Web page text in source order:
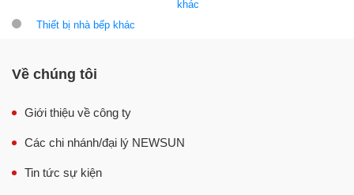
khác
Thiết bị nhà bếp khác
Về chúng tôi
Giới thiệu về công ty
Các chi nhánh/đại lý NEWSUN
Tin tức sự kiện